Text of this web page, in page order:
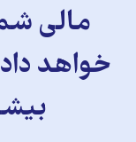
مالی
خواهد